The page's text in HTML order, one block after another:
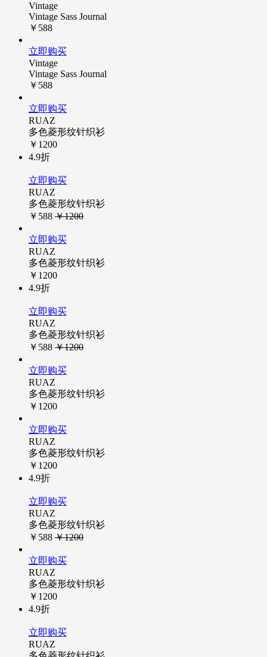
Vintage
Vintage Sass Journal
￥588
立即购买
Vintage
Vintage Sass Journal
￥588
立即购买
RUAZ
多色菱形纹针织衫
￥1200
4.9折
立即购买
RUAZ
多色菱形纹针织衫
￥588 ￥1200
立即购买
RUAZ
多色菱形纹针织衫
￥1200
4.9折
立即购买
RUAZ
多色菱形纹针织衫
￥588 ￥1200
立即购买
RUAZ
多色菱形纹针织衫
￥1200
立即购买
RUAZ
多色菱形纹针织衫
￥1200
4.9折
立即购买
RUAZ
多色菱形纹针织衫
￥588 ￥1200
立即购买
RUAZ
多色菱形纹针织衫
￥1200
4.9折
立即购买
RUAZ